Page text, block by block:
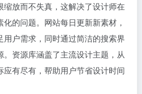
缩放而不失真，这解决了设计师在
的问题。网站每日更新新素材，
用户需求，同时通过简洁的搜索界
。资源库涵盖了主流设计主题，从
应有尽有，帮助用户节省设计时间